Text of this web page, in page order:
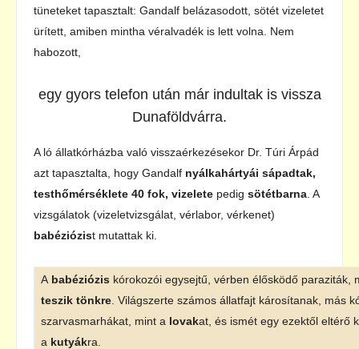
tüneteket tapasztalt: Gandalf belázasodott, sötét vizeletet
ürített, amiben mintha véralvadék is lett volna. Nem
habozott,
egy gyors telefon után már indultak is vissza
Dunaföldvárra.
A ló állatkórházba való visszaérkezésekor Dr. Túri Árpád
azt tapasztalta, hogy Gandalf nyálkahártyái sápadtak,
testhőmérséklete 40 fok, vizelete pedig sötétbarna . A
vizsgálatok (vizeletvizsgálat, vérlabor, vérkenet)
babéziózist mutattak ki.
A babéziózis kórokozói egysejtű, vérben élősködő paraziták,
teszik tönkre . Világszerte számos állatfajt károsítanak, más
szarvasmarhákat, mint a lovakat, és ismét egy ezektől eltérő
a kutyákra.